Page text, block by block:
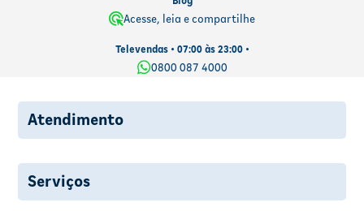
Acesse, leia e compartilhe
Televendas • 07:00 às 23:00 •
0800 087 4000
Atendimento
Serviços